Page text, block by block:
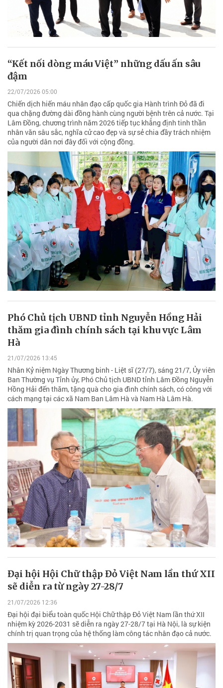
“Kết nối dòng máu Việt” những dấu ấn sâu
đậm
22/07/2026 05:00
Chiến dịch hiến máu nhân đạo cấp quốc gia Hành trình Đỏ đã đi
qua chặng đường dài đồng hành cùng người bệnh trên cả nước. Tại
Lâm Đồng, chương trình năm 2026 tiếp tục khẳng định tinh thần
nhân văn sâu sắc, nghĩa cử cao đẹp và sự sẻ chia đầy trách nhiệm
của người dân nơi đây đối với cộng đồng.
Phó Chủ tịch UBND tỉnh Nguyễn Hồng Hải
thăm gia đình chính sách tại khu vực Lâm
Hà
21/07/2026 13:45
Nhân Kỷ niệm Ngày Thương binh - Liệt sĩ (27/7), sáng 21/7, Ủy viên
Ban Thường vụ Tỉnh ủy, Phó Chủ tịch UBND tỉnh Lâm Đồng Nguyễn
Hồng Hải đến thăm, tặng quà cho gia đình chính sách, có công với
cách mạng tại các xã Nam Ban Lâm Hà và Nam Hà Lâm Hà.
Đại hội Hội Chữ thập Đỏ Việt Nam lần thứ XII
sẽ diễn ra từ ngày 27-28/7
21/07/2026 12:36
Đại hội đại biểu toàn quốc Hội Chữ thập Đỏ Việt Nam lần thứ XII
nhiệm kỳ 2026-2031 sẽ diễn ra ngày 27-28/7 tại Hà Nội, là sự kiện
chính trị quan trọng của hệ thống làm công tác nhân đạo cả nước.